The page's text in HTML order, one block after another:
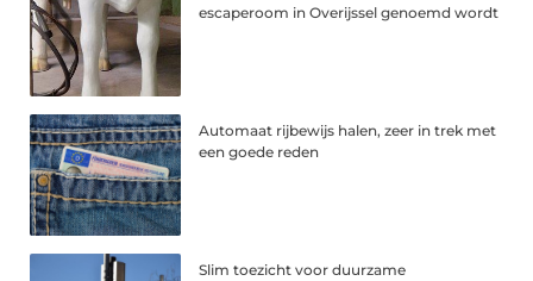
escaperoom in Overijssel genoemd wordt
Automaat rijbewijs halen, zeer in trek met
een goede reden
Slim toezicht voor duurzame